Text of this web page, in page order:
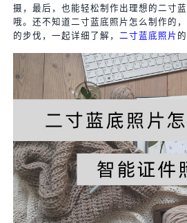
摄，最后，也能轻松制作出理想的二寸
哦。还不知道二寸蓝底照片怎么制作的
的步伐，一起详细了解， 二寸蓝底照片